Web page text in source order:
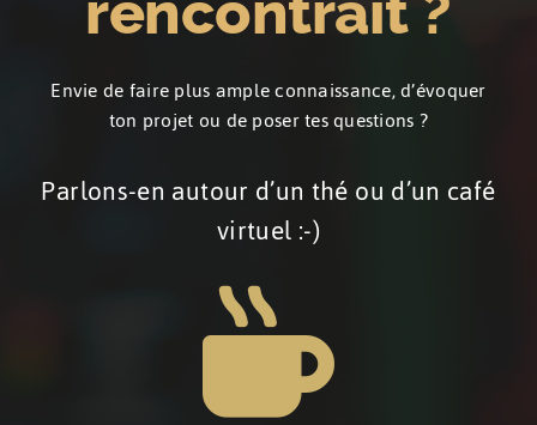
Envie de faire plus ample connaissance, d’évoquer
ton projet ou de poser tes questions ?
Parlons-en autour d’un thé ou d’un café
virtuel :-)